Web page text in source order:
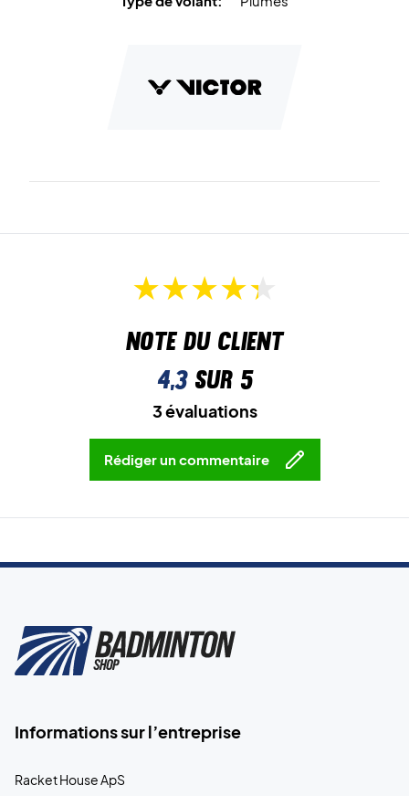
Note du client
4,3sur 5
3 évaluations
Rédiger un commentaire
Informations sur l’entreprise
Racket House ApS